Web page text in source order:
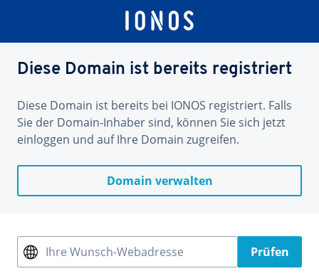
Diese Domain ist bereits registriert
Diese Domain ist bereits bei IONOS registriert. Falls
Sie der Domain-Inhaber sind, können Sie sich jetzt
einloggen und auf Ihre Domain zugreifen.
Domain verwalten
Ihre Wunsch-Webadresse Prüfen